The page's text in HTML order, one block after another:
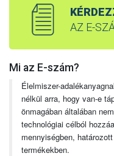
AZ E-
Mi az E-szám?
Élelmiszer-
nélkül arra, hogy van-e
önmagában általában
technológiai célból
mennyiségben,
termékekben.